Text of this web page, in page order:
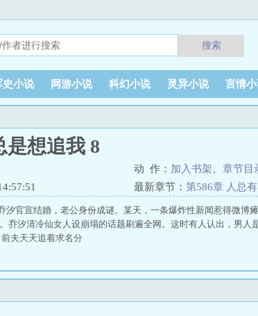
搜索
史小说 网游小说 科幻小说 灵异小说 言情
是想追我 8
动 作： 加入书架 章节目
最新章节： 第586章 人总
汐官宣结婚，老公身份成谜。某天，一条爆炸性新闻惹得微
乔汐清冷仙女人设崩塌的话题刷遍全网。这时有人认出，男人
夫天天追着求名分